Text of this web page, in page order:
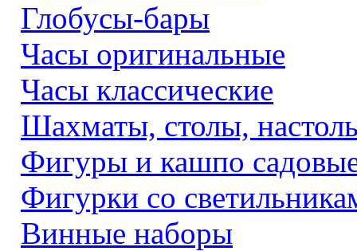
Глобусы-бары
Часы оригинальные
Часы классические
Шахматы, столы,
Фигуры и кашпо
Фигурки со
Винные наборы